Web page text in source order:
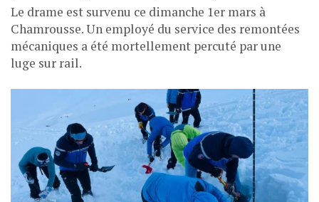
Le drame est survenu ce dimanche 1er mars à
Chamrousse. Un employé du service des remontées
mécaniques a été mortellement percuté par une
luge sur rail.